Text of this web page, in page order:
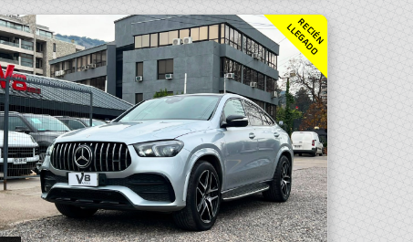
R
E
C
I
É
N
L
L
E
G
A
D
O